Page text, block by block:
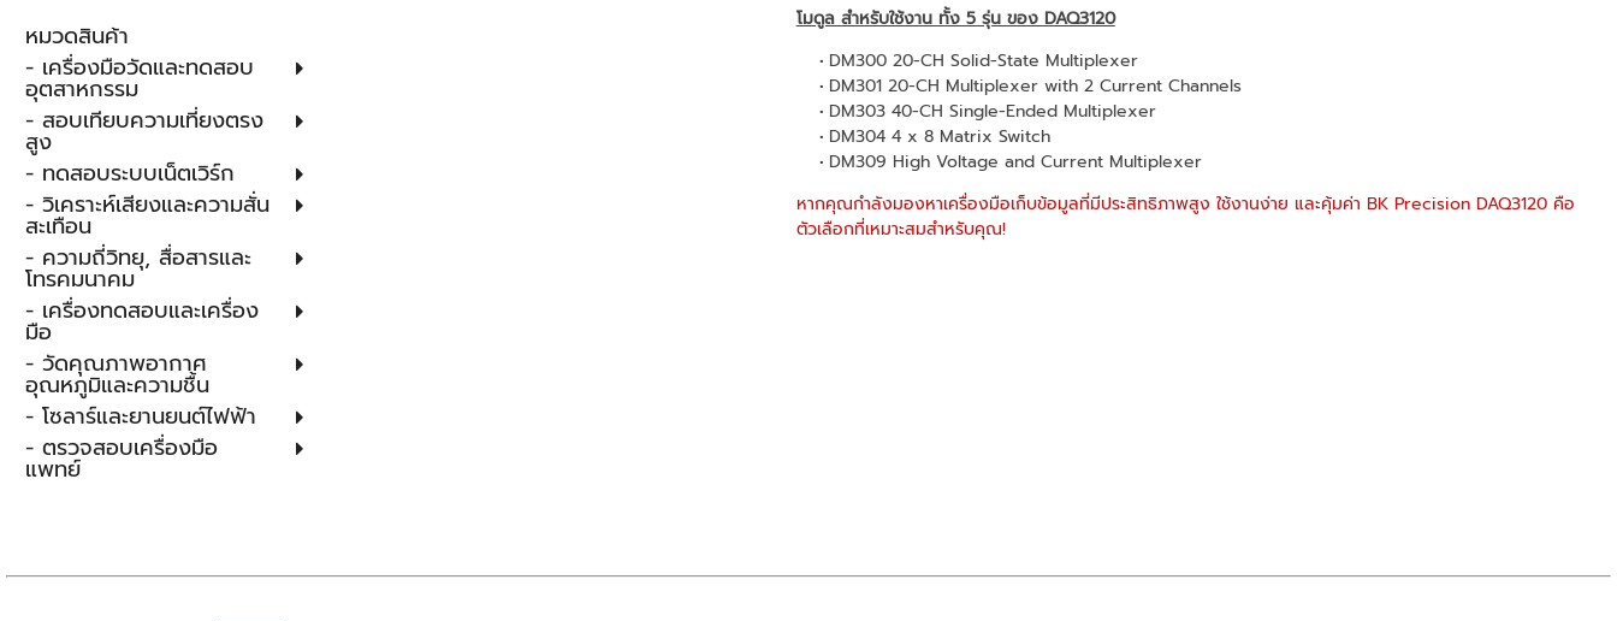
หมวดสินค้า
- เครื่องมือวัดและทดสอบ
อุตสาหกรรม
- สอบเทียบความเที่ยงตรง
สูง
- ทดสอบระบบเน็ตเวิร์ก
- วิเคราะห์เสียงและความสั่น
สะเทือน
- ความถี่วิทยุ, สื่อสารและ
โทรคมนาคม
- เครื่องทดสอบและเครื่อง
มือ
- วัดคุณภาพอากาศ
อุณหภูมิและความชื้น
- โซลาร์และยานยนต์ไฟฟ้า
- ตรวจสอบเครื่องมือ
แพทย์
โมดูล สำหรับใช้งาน ทั้ง 5 รุ่น ของ DAQ3120
DM300 20-CH Solid-State Multiplexer
DM301 20-CH Multiplexer with 2 Current Channels
DM303 40-CH Single-Ended Multiplexer
DM304 4 x 8 Matrix Switch
DM309 High Voltage and Current Multiplexer
หากคุณกำลังมองหาเครื่องมือเก็บข้อมูลที่มีประสิทธิภาพสูง ใช้งานง่าย และคุ้มค่า BK Precision DAQ3120 คือ
ตัวเลือกที่เหมาะสมสำหรับคุณ!